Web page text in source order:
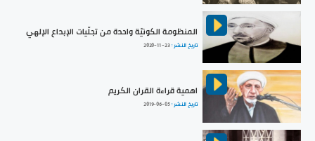
المنظومة الكونيّة واحدة من تجلّيات الإبداع الإلهي
تاريخ النشر :2020-11-23
اهمية قراءة القران الكريم
تاريخ النشر :2019-06-05